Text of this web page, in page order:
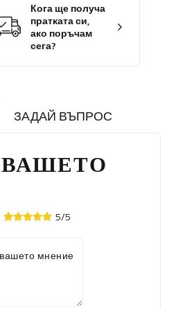
Кога ще получа
пратката си,
ако поръчам
сега?
ЗАДАЙ ВЪПРОС
5/5
мнение